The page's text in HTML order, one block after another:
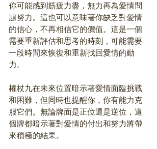
你可能感到筋疲力盡，無力再為愛情問
題努力。這也可以意味著你缺乏對愛情
的信心，不再相信它的價值。這是一個
需要重新評估和思考的時刻，可能需要
一段時間來恢復和重新找回愛情的動
力。
權杖九在未來位置暗示著愛情面臨挑戰
和困難，但同時也提醒你，你有能力克
服它們。無論牌面是正位還是逆位，這
個牌都暗示著對愛情的付出和努力將帶
來積極的結果。